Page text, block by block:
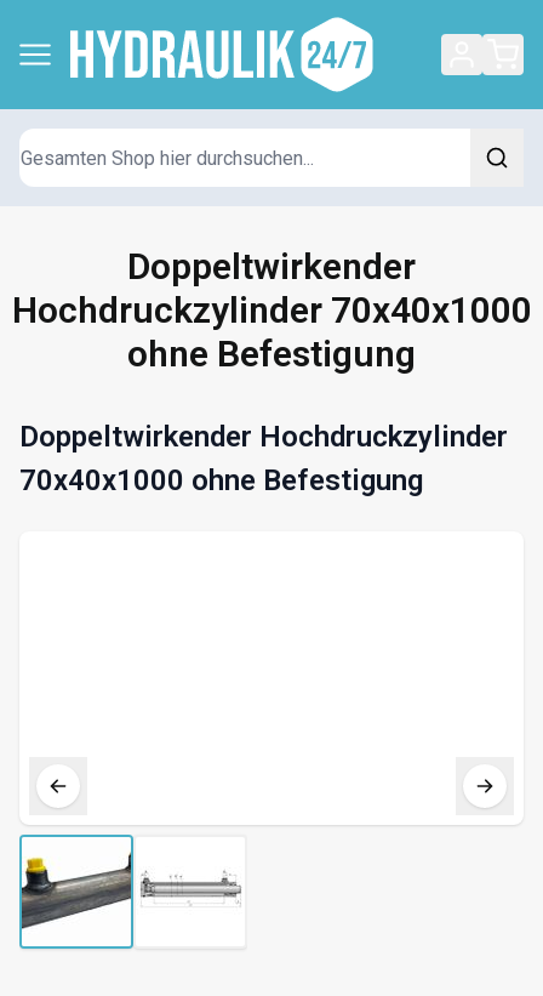
Suchen
Doppeltwirkender
Hochdruckzylinder 70x40x1000
ohne Befestigung
Doppeltwirkender Hochdruckzylinder
70x40x1000 ohne Befestigung